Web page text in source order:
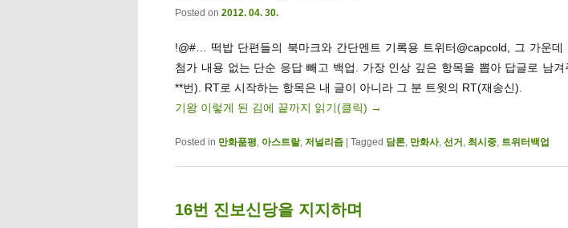
Posted on 2012. 04. 30.
!@#… 떡밥 단편들의 북마크와 간단멘트 기록용 트위터@capcold, 그 가운데
첨가 내용 없는 단순 응답 빼고 백업. 가장 인상 깊은 항목을 뽑아 답글로 남겨
**번). RT로 시작하는 항목은 내 글이 아니라 그 분 트윗의 RT(재송신).
기왕 이렇게 된 김에 끝까지 읽기(클릭) →
Posted in 만화품평 아스트랄, 저널리즘 | Tagged 담론 만화사, 선거 최시중 트위터백업
16번 진보신당을 지지하며